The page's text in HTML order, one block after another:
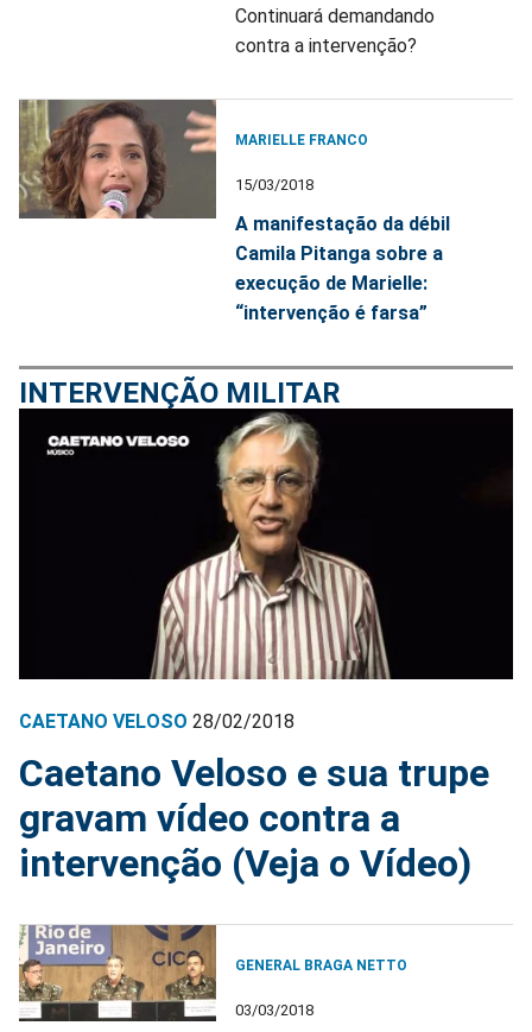
Continuará demandando
contra a intervenção?
MARIELLE FRANCO
15/03/2018
A manifestação da débil
Camila Pitanga sobre a
execução de Marielle:
“intervenção é farsa”
INTERVENÇÃO MILITAR
CAETANO VELOSO 28/02/2018
Caetano Veloso e sua trupe
gravam vídeo contra a
intervenção (Veja o Vídeo)
GENERAL BRAGA NETTO
03/03/2018